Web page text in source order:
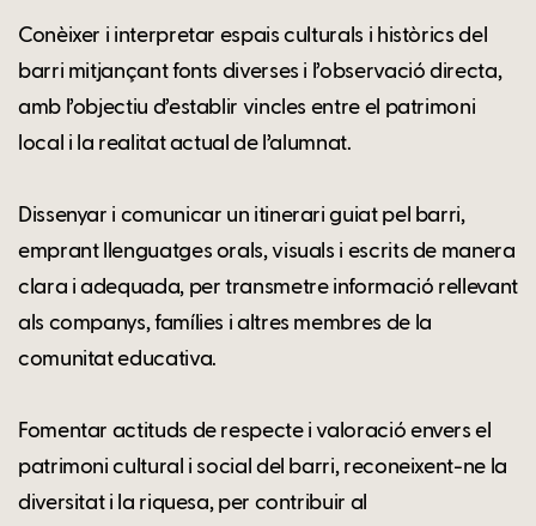
Conèixer i interpretar espais culturals i històrics del
barri mitjançant fonts diverses i l’observació directa,
amb l’objectiu d’establir vincles entre el patrimoni
local i la realitat actual de l’alumnat.
Dissenyar i comunicar un itinerari guiat pel barri,
emprant llenguatges orals, visuals i escrits de manera
clara i adequada, per transmetre informació rellevant
als companys, famílies i altres membres de la
comunitat educativa.
Fomentar actituds de respecte i valoració envers el
patrimoni cultural i social del barri, reconeixent-ne la
diversitat i la riquesa, per contribuir al